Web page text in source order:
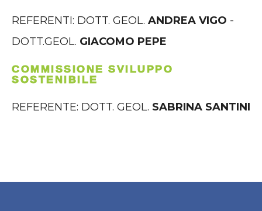
REFERENTI: DOTT. GEOL. ANDREA VIGO -
DOTT.GEOL. GIACOMO PEPE
COMMISSIONE SVILUPPO
SOSTENIBILE
REFERENTE: DOTT. GEOL. SABRINA SANTINI